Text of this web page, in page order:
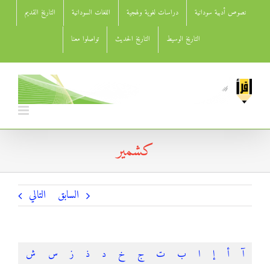
نصوص أدبية سودانية دراسات لغوية ولهجية اللغات السودانية التاريخ القديم
التاريخ الوسيط التاريخ الحديث تواصلوا معنا
كشمير
السابق التالي
آ أ إ ا ب ت ج خ د ذ ز س
ش